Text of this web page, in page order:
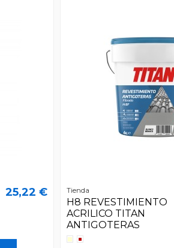
25,22 € Tienda
H8 REVESTIMIENTO
ACRILICO TITAN
ANTIGOTERAS